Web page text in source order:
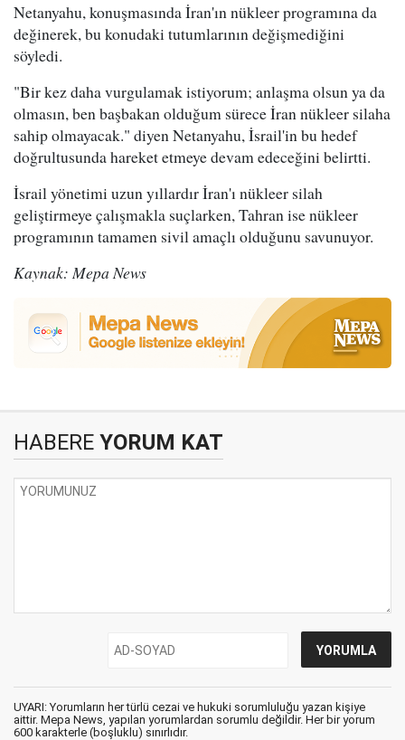
Netanyahu, konuşmasında İran'ın nükleer programına da
değinerek, bu konudaki tutumlarının değişmediğini
söyledi.
"Bir kez daha vurgulamak istiyorum; anlaşma olsun ya da
olmasın, ben başbakan olduğum sürece İran nükleer silaha
sahip olmayacak." diyen Netanyahu, İsrail'in bu hedef
doğrultusunda hareket etmeye devam edeceğini belirtti.
İsrail yönetimi uzun yıllardır İran'ı nükleer silah
geliştirmeye çalışmakla suçlarken, Tahran ise nükleer
programının tamamen sivil amaçlı olduğunu savunuyor.
Kaynak: Mepa News
HABERE YORUM KAT
UYARI: Yorumların her türlü cezai ve hukuki sorumluluğu yazan kişiye
aittir. Mepa News, yapılan yorumlardan sorumlu değildir. Her bir yorum
600 karakterle (boşluklu) sınırlıdır.